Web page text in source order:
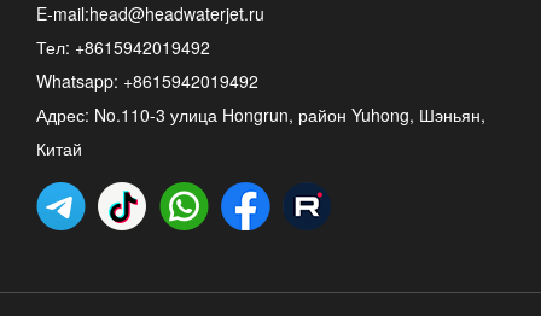
E-mail:head@headwaterjet.ru
Тел: +8615942019492
Whatsapp: +8615942019492
Адрес: No.110-3 улица Hongrun, район Yuhong, Шэньян,
Китай